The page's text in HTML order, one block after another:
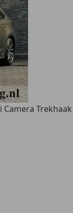
Camera Trekhaak